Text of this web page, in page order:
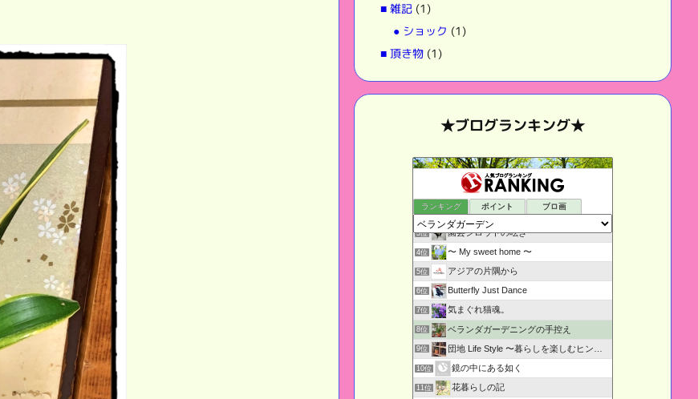
■ 雑記 (1)
● ショック (1)
■ 頂き物 (1)
★ブログランキング★
ランキング ポイント ブロ画
鉢庭らいふ
2位 ベランダぐらし
3位 園芸シロウトの呟き・・・
4位 〜 My sweet home 〜
5位 アジアの片隅から
6位 Butterfly Just Dance
7位 気まぐれ猫魂。
8位 ベランダガーデニングの手控え
9位 団地 Life Style 〜暮らしを楽しむヒント〜
10位 鏡の中にある如く
11位 花暮らしの記